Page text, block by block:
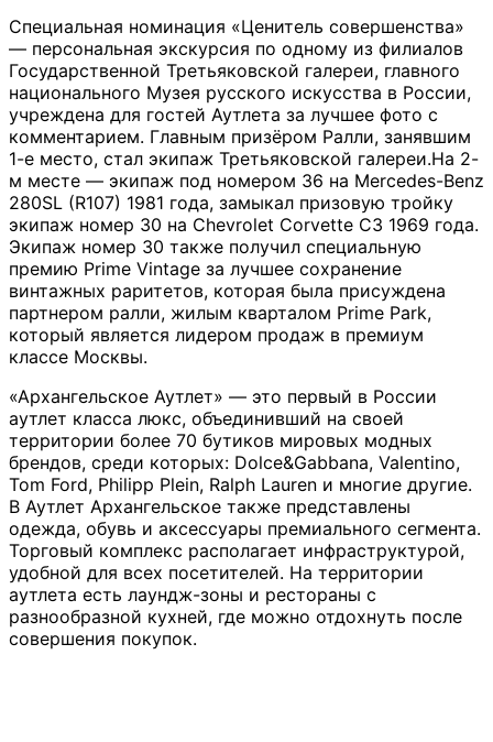
Специальная номинация «Ценитель совершенства»
— персональная экскурсия по одному из филиалов
Государственной Третьяковской галереи, главного
национального Музея русского искусства в России,
учреждена для гостей Аутлета за лучшее фото с
комментарием. Главным призёром Ралли, занявшим
1-е место, стал экипаж Третьяковской галереи.На 2-
м месте — экипаж под номером 36 на Mercedes-Benz
280SL (R107) 1981 года, замыкал призовую тройку
экипаж номер 30 на Chevrolet Corvette C3 1969 года.
Экипаж номер 30 также получил специальную
премию Prime Vintage за лучшее сохранение
винтажных раритетов, которая была присуждена
партнером ралли, жилым кварталом Prime Park,
который является лидером продаж в премиум
классе Москвы.
«Архангельское Аутлет» — это первый в России
аутлет класса люкс, объединивший на своей
территории более 70 бутиков мировых модных
брендов, среди которых: Dolce&Gabbana, Valentino,
Tom Ford, Philipp Plein, Ralph Lauren и многие другие.
В Аутлет Архангельское также представлены
одежда, обувь и аксессуары премиального сегмента.
Торговый комплекс располагает инфраструктурой,
удобной для всех посетителей. На территории
аутлета есть лаундж-зоны и рестораны с
разнообразной кухней, где можно отдохнуть после
совершения покупок.